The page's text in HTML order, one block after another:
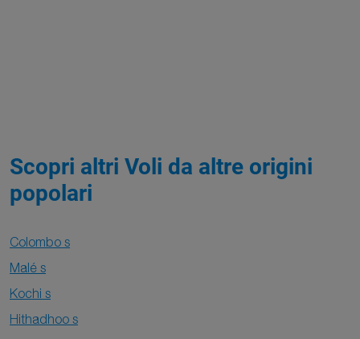
Scopri altri Voli da altre origini
popolari
Colombo s
Malé s
Kochi s
Hithadhoo s